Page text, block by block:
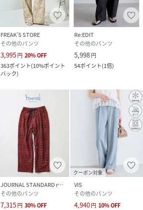
FREAK’S STORE
その他のパンツ
3,995円 20%OFF
363ポイント(10%ポイント
バック)
Re:EDIT
その他のパンツ
5,998円
54ポイント(1倍)
JOURNAL STANDARD relume
その他のパンツ
7,315円 30%OFF
クーポン対象
VIS
その他のパンツ
4,940円 10%OFF